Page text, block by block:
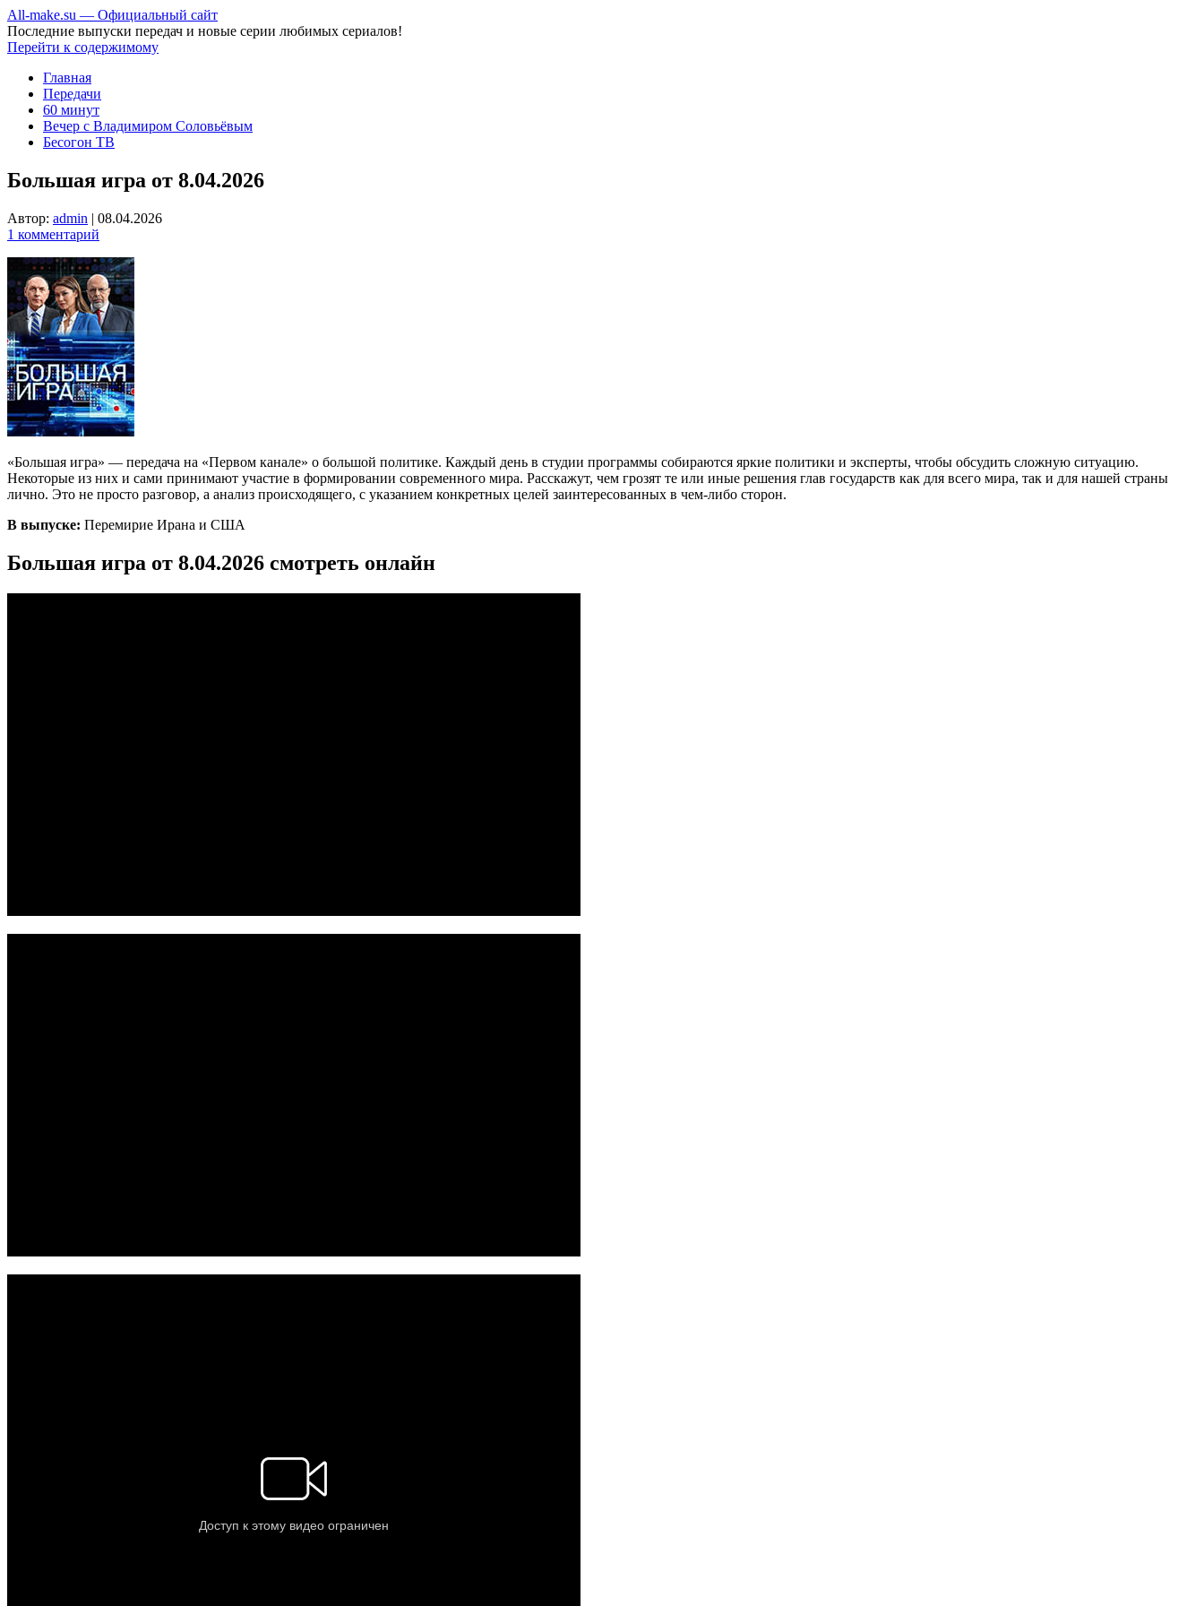
All-make.su — Официальный сайт
Последние выпуски передач и новые серии любимых сериалов!
Перейти к содержимому
Главная
Передачи
60 минут
Вечер с Владимиром Соловьёвым
Бесогон ТВ
Большая игра от 8.04.2026
Автор: admin | 08.04.2026
1 комментарий
«Большая игра» — передача на «Первом канале» о большой политике. Каждый день в студии программы собираются яркие политики и эксперты, чтобы обсудить сложную ситуацию.
Некоторые из них и сами принимают участие в формировании современного мира. Расскажут, чем грозят те или иные решения глав государств как для всего мира, так и для нашей страны
лично. Это не просто разговор, а анализ происходящего, с указанием конкретных целей заинтересованных в чем-либо сторон.
В выпуске: Перемирие Ирана и США
Большая игра от 8.04.2026 смотреть онлайн